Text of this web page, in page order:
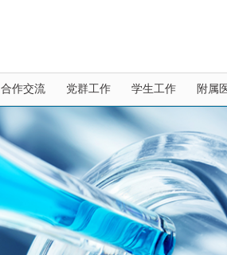
合作交流 党群工作 学生工作 附属